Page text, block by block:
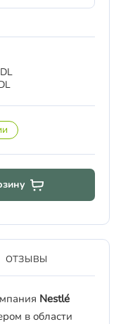
ОТЗЫВЫ
Nestlé
в области